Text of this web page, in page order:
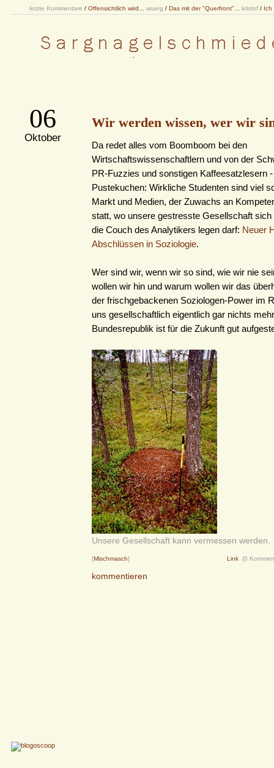
letzte Kommentare / Offensichtlich wird... wuerg / Das mit der "Querfront"... kristof / Ich
06
Oktober
Wir werden wissen, wer wir
Da redet alles vom Boomboom bei den
Wirtschaftswissenschaftlern und von der
PR-Fuzzies und sonstigen Kaffeesatzlesern
Pustekuchen: Wirkliche Studenten sind viel
Markt und Medien, der Zuwachs an
statt, wo unsere gestresste Gesellschaft sich
die Couch des Analytikers legen darf: Neuer
Abschlüssen in Soziologie.
Wer sind wir, wenn wir so sind, wie wir nie
wollen wir hin und warum wollen wir das
der frischgebackenen Soziologen-Power im
uns gesellschaftlich eigentlich gar nichts
Bundesrepublik ist für die Zukunft gut
Unsere Gesellschaft kann vermessen werden.
[Mischmasch] Link (0
kommentieren